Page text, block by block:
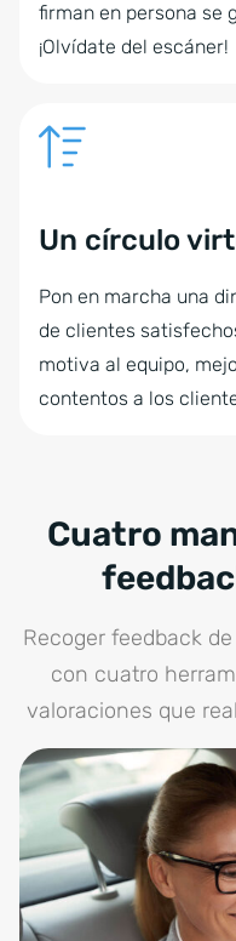
firman en persona se
¡Olvídate del escáner!
Un círculo
Pon en marcha una
de clientes
motiva al equipo,
contentos a los
Cuatro
Recoger feedback
con cuatro
valoraciones que